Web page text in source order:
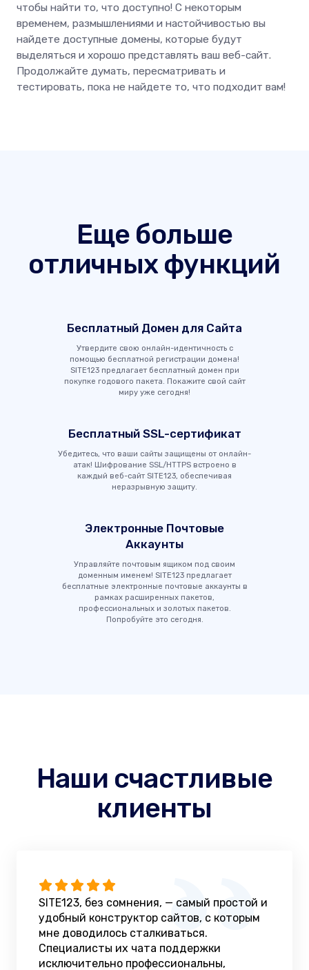
чтобы найти то, что доступно! С некоторым
временем, размышлениями и настойчивостью вы
найдете доступные домены, которые будут
выделяться и хорошо представлять ваш веб-сайт.
Продолжайте думать, пересматривать и
тестировать, пока не найдете то, что подходит вам!
Еще больше
отличных функций
Бесплатный Домен для Сайта
Утвердите свою онлайн-идентичность с
помощью бесплатной регистрации домена!
SITE123 предлагает бесплатный домен при
покупке годового пакета. Покажите свой сайт
миру уже сегодня!
Бесплатный SSL-сертификат
Убедитесь, что ваши сайты защищены от онлайн-
атак! Шифрование SSL/HTTPS встроено в
каждый веб-сайт SITE123, обеспечивая
неразрывную защиту.
Электронные Почтовые
Аккаунты
Управляйте почтовым ящиком под своим
доменным именем! SITE123 предлагает
бесплатные электронные почтовые аккаунты в
рамках расширенных пакетов,
профессиональных и золотых пакетов.
Попробуйте это сегодня.
Наши счастливые
клиенты
SITE123, без сомнения, — самый простой и
удобный конструктор сайтов, с которым
мне доводилось сталкиваться.
Специалисты их чата поддержки
исключительно профессиональны,